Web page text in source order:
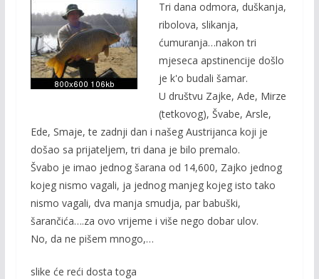
e
b
o
o
itt
er
ai
l
Li
Tri dana odmora, duškanja,
ribolova, slikanja,
ćumuranja…nakon tri
mjeseca apstinencije došlo
je k'o budali šamar.
U društvu Zajke, Ade, Mirze
(tetkovog), Švabe, Arsle,
Ede, Smaje, te zadnji dan i našeg Austrijanca koji je
došao sa prijateljem, tri dana je bilo premalo.
Švabo je imao jednog šarana od 14,600, Zajko jednog
kojeg nismo vagali, ja jednog manjeg kojeg isto tako
nismo vagali, dva manja smudja, par babuški,
šarančića….za ovo vrijeme i više nego dobar ulov.
No, da ne pišem mnogo,…
slike će reći dosta toga